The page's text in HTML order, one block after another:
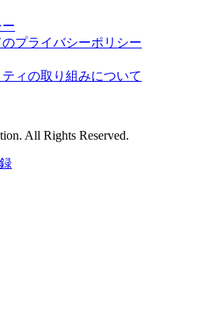
プライバシーポリシー
ィの取り組みについて
All Rights Reserved.